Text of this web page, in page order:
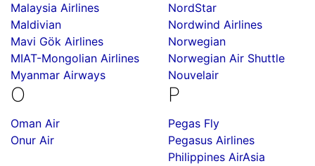
Malaysia Airlines
Maldivian
Mavi Gök Airlines
MIAT-Mongolian Airlines
Myanmar Airways
NordStar
Nordwind Airlines
Norwegian
Norwegian Air Shuttle
Nouvelair
O
Oman Air
Onur Air
P
Pegas Fly
Pegasus Airlines
Philippines AirAsia